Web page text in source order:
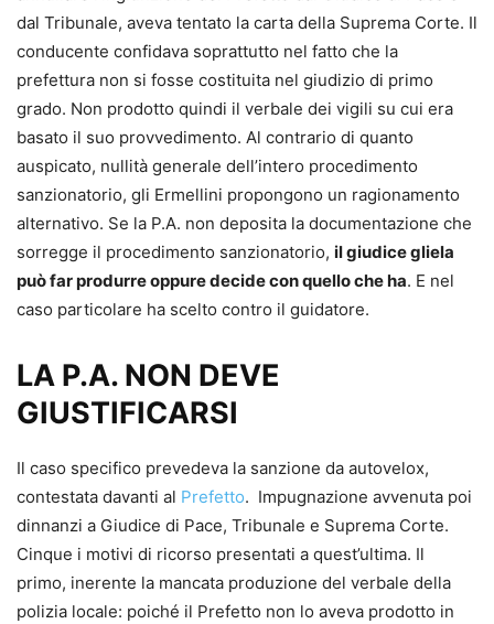
dal Tribunale, aveva tentato la carta della Suprema Corte. Il
conducente confidava soprattutto nel fatto che la
prefettura non si fosse costituita nel giudizio di primo
grado. Non prodotto quindi il verbale dei vigili su cui era
basato il suo provvedimento. Al contrario di quanto
auspicato, nullità generale dell’intero procedimento
sanzionatorio, gli Ermellini propongono un ragionamento
alternativo. Se la P.A. non deposita la documentazione che
sorregge il procedimento sanzionatorio, il giudice gliela
può far produrre oppure decide con quello che ha. E nel
caso particolare ha scelto contro il guidatore.
LA P.A. NON DEVE
GIUSTIFICARSI
Il caso specifico prevedeva la sanzione da autovelox,
contestata davanti al Prefetto. Impugnazione avvenuta poi
dinnanzi a Giudice di Pace, Tribunale e Suprema Corte.
Cinque i motivi di ricorso presentati a quest’ultima. Il
primo, inerente la mancata produzione del verbale della
polizia locale: poiché il Prefetto non lo aveva prodotto in